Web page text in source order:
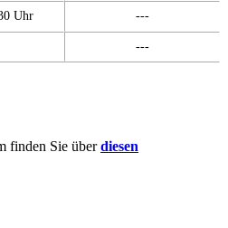
Uhr ---
---
finden Sie überdiesen